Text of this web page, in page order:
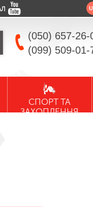
(050) 657-26-
(099) 509-01-
СПОРТ ТА
ЗАХОПЛЕННЯ